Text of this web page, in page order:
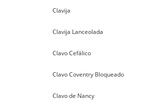
Clavija
Clavija Lanceolada
Clavo Cefálico
Clavo Coventry Bloqueado
Clavo de Nancy